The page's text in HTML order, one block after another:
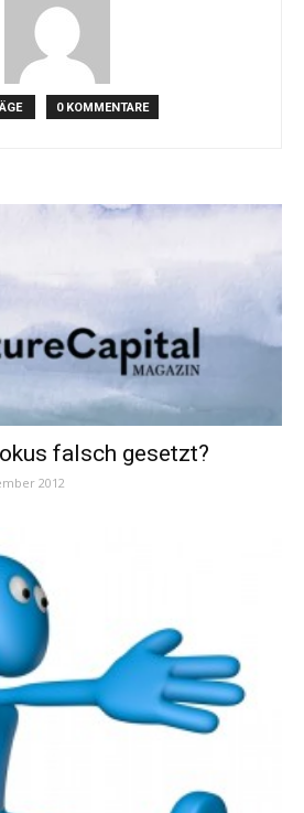
0 KOMMENTARE
falsch gesetzt?
2012